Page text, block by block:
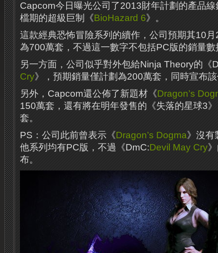
Capcom今日曝光公司了2013財年計劃的產品
檔期的超級巨制《BioHazard 6》。
這款經典恐怖冒險系列的續作，公司預期其10
為700萬套，不過這一數字不包括PC版的銷量數
另一方面，公司似乎對外包給Ninja Theory的《
Cry》，預期銷量僅計劃為200萬套，同時宣布
另外，Capcom還公佈了新題材《Dragon’s
150萬套，還有將在明年發售的《失落的星球3
套。
PS：公司此前曾表示《Dragon’s Dogma》沒有
他系列均有PC版，不過《DmC:Devil May Cry
布。